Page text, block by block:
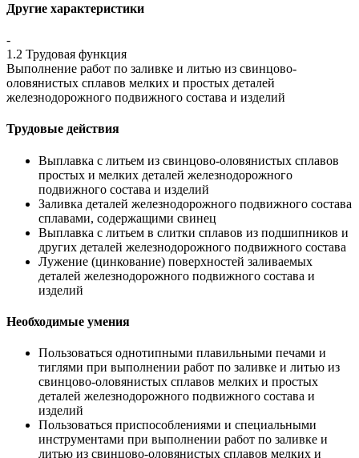
Другие характеристики
-
1.2 Трудовая функция
Выполнение работ по заливке и литью из свинцово-
оловянистых сплавов мелких и простых деталей
железнодорожного подвижного состава и изделий
Трудовые действия
Выплавка с литьем из свинцово-оловянистых сплавов
простых и мелких деталей железнодорожного
подвижного состава и изделий
Заливка деталей железнодорожного подвижного состава
сплавами, содержащими свинец
Выплавка с литьем в слитки сплавов из подшипников и
других деталей железнодорожного подвижного состава
Лужение (цинкование) поверхностей заливаемых
деталей железнодорожного подвижного состава и
изделий
Необходимые умения
Пользоваться однотипными плавильными печами и
тиглями при выполнении работ по заливке и литью из
свинцово-оловянистых сплавов мелких и простых
деталей железнодорожного подвижного состава и
изделий
Пользоваться приспособлениями и специальными
инструментами при выполнении работ по заливке и
литью из свинцово-оловянистых сплавов мелких и